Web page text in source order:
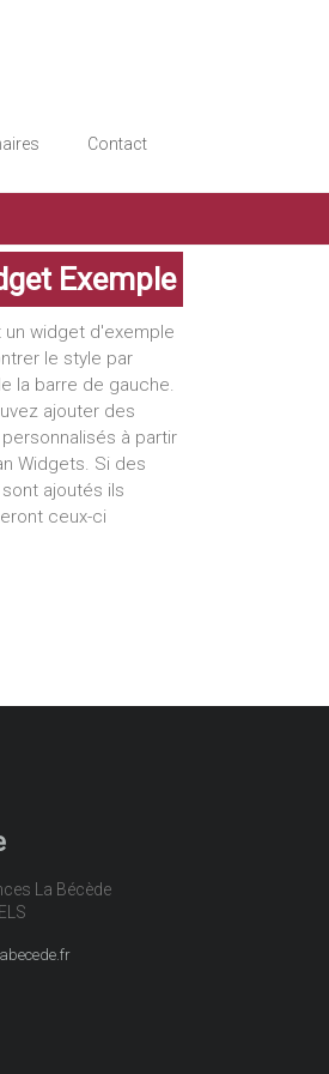
Contact
Exemple
un widget d'exemple
le style par
la barre de gauche.
ajouter des
à partir
Widgets. Si des
ajoutés ils
ceux-ci
La Bécède